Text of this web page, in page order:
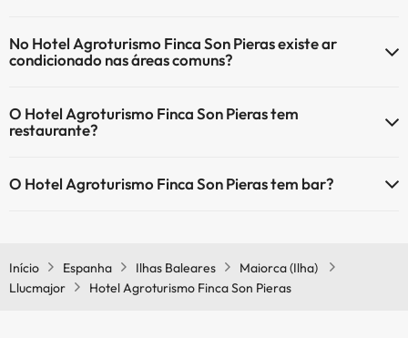
áreas comuns.
No Hotel Agroturismo Finca Son Pieras existe ar
condicionado nas áreas comuns?
áreas comuns.
O Hotel Agroturismo Finca Son Pieras tem
restaurante?
O Hotel Agroturismo Finca Son Pieras tem bar?
Início Espanha Ilhas Baleares
Maiorca (Ilha)
Llucmajor
Hotel Agroturismo Finca Son Pieras